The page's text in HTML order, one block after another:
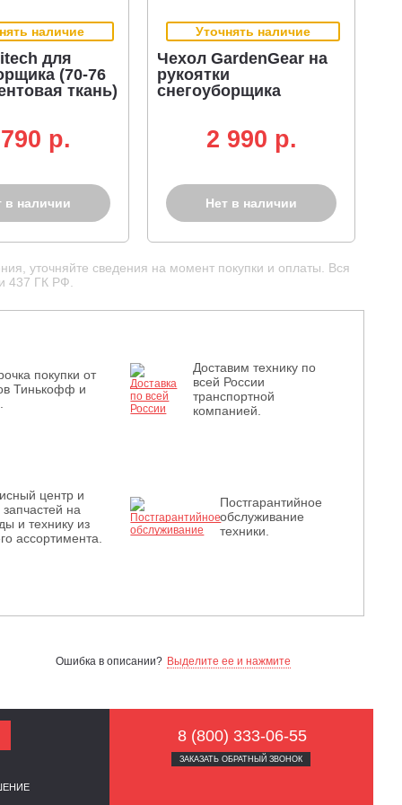
наличие
для
(70-76
ткань)
p.
в наличии
Уточнять наличие
Чехол GardenGear на
рукоятки
снегоуборщика
2 990 p.
Нет в наличии
уточняйте сведения на момент покупки и оплаты. Вся
437 ГК РФ.
покупки от
Тинькофф и
Доставим технику по
всей России
транспортной
компанией.
центр и
запчастей на
и технику из
ассортимента.
Постгарантийное
обслуживание
техники.
Ошибка в описании? Выделите ее и нажмите
8 (800) 333-06-55
ЗАКАЗАТЬ ОБРАТНЫЙ ЗВОНОК